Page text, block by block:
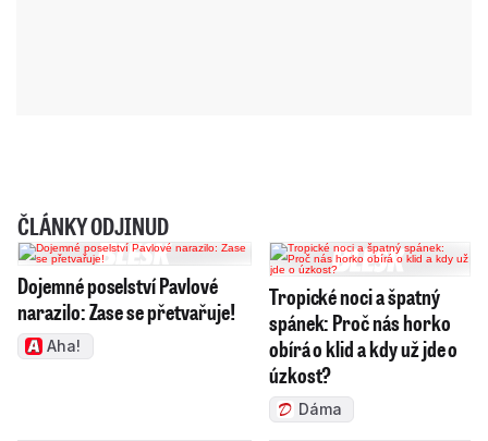
ČLÁNKY ODJINUD
Dojemné poselství Pavlové
narazilo: Zase se přetvařuje!
Aha!
Tropické noci a špatný
spánek: Proč nás horko
obírá o klid a kdy už jde o
úzkost?
Dáma